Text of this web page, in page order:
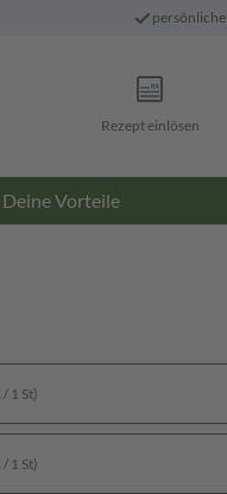
persönliche
Rezept einlösen
Deine Vorteile
1 St)
1 St)